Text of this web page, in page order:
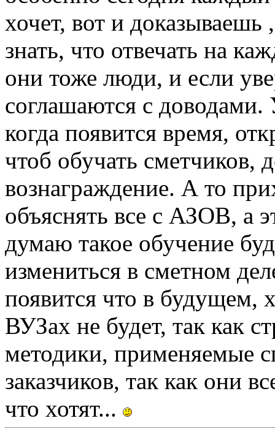
хочет, вот и
знать, что отвечать на
они тоже люди, и если
соглашаются с
когда появится время,
чтоб обучать сметчиков,
вознаграждение. А то
объяснять все с АЗОВ, а
думаю такое обучение
измениться в сметном
появится что в будущем,
ВУЗах не будет, так как
методики, применяемые
заказчиков, так как они
что хотят...